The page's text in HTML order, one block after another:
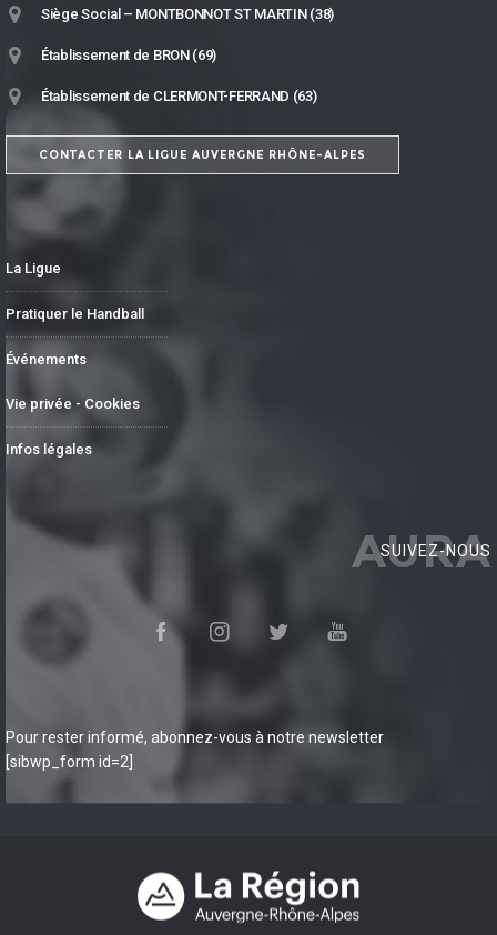
Siège Social – MONTBONNOT ST MARTIN (38)
Établissement de BRON (69)
Établissement de CLERMONT-FERRAND (63)
CONTACTER LA LIGUE AUVERGNE RHÔNE-ALPES
La Ligue
Pratiquer le Handball
Événements
Vie privée - Cookies
Infos légales
AURA
SUIVEZ-NOUS
Pour rester informé, abonnez-vous à notre newsletter
[sibwp_form id=2]